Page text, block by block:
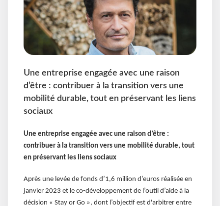
Une entreprise engagée avec une raison
d’être : contribuer à la transition vers une
mobilité durable, tout en préservant les liens
sociaux
Une entreprise engagée avec une raison d’être :
contribuer à la transition vers une mobilité durable, tout
en préservant les liens sociaux
Après une levée de fonds d’1,6 million d’euros réalisée en
janvier 2023 et le co-développement de l’outil d’aide à la
décision « Stay or Go », dont l’objectif est d'arbitrer entre